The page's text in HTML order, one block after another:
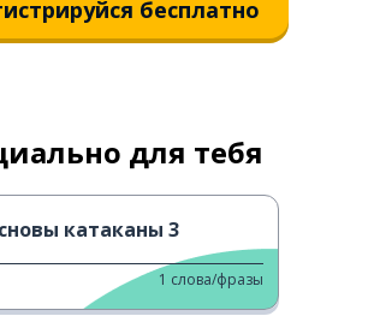
бесплатно
для тебя
катаканы 3
1 слова/фразы